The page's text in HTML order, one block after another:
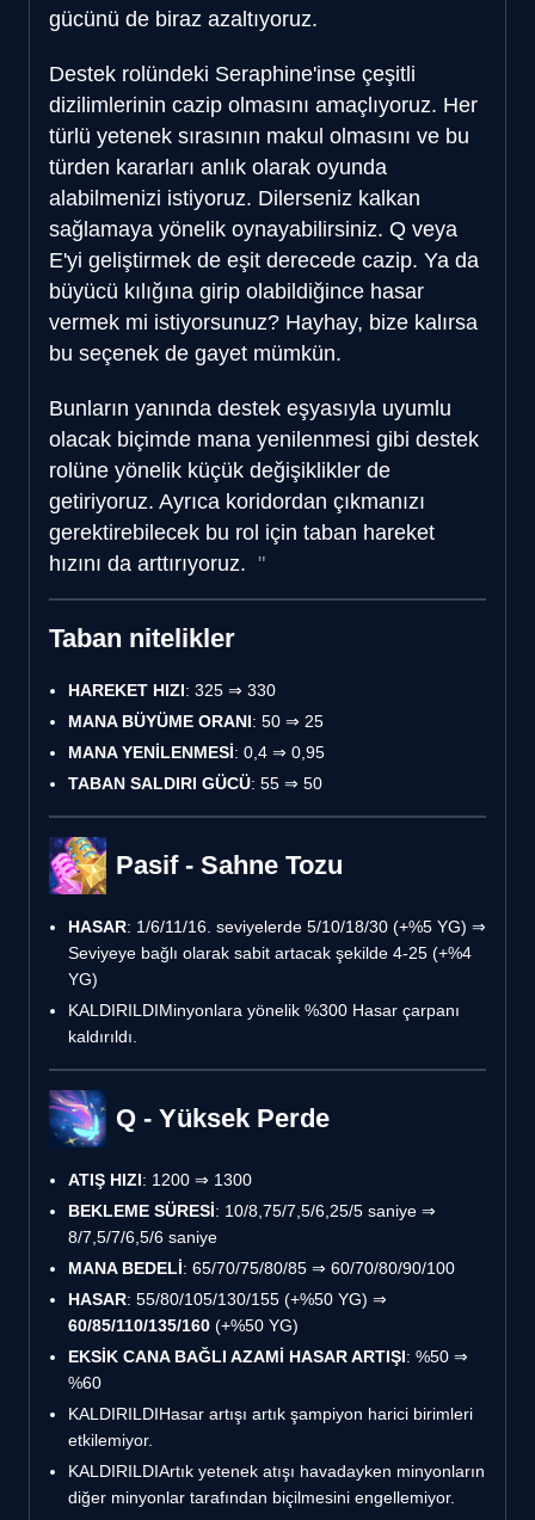
gücünü de biraz azaltıyoruz.
Destek rolündeki Seraphine'inse çeşitli
dizilimlerinin cazip olmasını amaçlıyoruz. Her
türlü yetenek sırasının makul olmasını ve bu
türden kararları anlık olarak oyunda
alabilmenizi istiyoruz. Dilerseniz kalkan
sağlamaya yönelik oynayabilirsiniz. Q veya
E'yi geliştirmek de eşit derecede cazip. Ya da
büyücü kılığına girip olabildiğince hasar
vermek mi istiyorsunuz? Hayhay, bize kalırsa
bu seçenek de gayet mümkün.
Bunların yanında destek eşyasıyla uyumlu
olacak biçimde mana yenilenmesi gibi destek
rolüne yönelik küçük değişiklikler de
getiriyoruz. Ayrıca koridordan çıkmanızı
gerektirebilecek bu rol için taban hareket
hızını da arttırıyoruz.
Taban nitelikler
HAREKET HIZI: 325 ⇒ 330
MANA BÜYÜME ORANI: 50 ⇒ 25
MANA YENİLENMESİ: 0,4 ⇒ 0,95
TABAN SALDIRI GÜCÜ: 55 ⇒ 50
Pasif - Sahne Tozu
HASAR: 1/6/11/16. seviyelerde 5/10/18/30 (+%5 YG) ⇒
Seviyeye bağlı olarak sabit artacak şekilde 4-25 (+%4
YG)
KALDIRILDIMinyonlara yönelik %300 Hasar çarpanı
kaldırıldı.
Q - Yüksek Perde
ATIŞ HIZI: 1200 ⇒ 1300
BEKLEME SÜRESİ: 10/8,75/7,5/6,25/5 saniye ⇒
8/7,5/7/6,5/6 saniye
MANA BEDELİ: 65/70/75/80/85 ⇒ 60/70/80/90/100
HASAR: 55/80/105/130/155 (+%50 YG) ⇒
60/85/110/135/160 (+%50 YG)
EKSİK CANA BAĞLI AZAMİ HASAR ARTIŞI: %50 ⇒
%60
KALDIRILDIHasar artışı artık şampiyon harici birimleri
etkilemiyor.
KALDIRILDIArtık yetenek atışı havadayken minyonların
diğer minyonlar tarafından biçilmesini engellemiyor.